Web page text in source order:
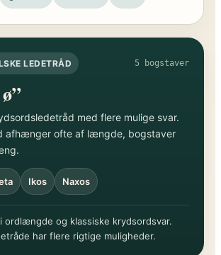
LEDETRÅD 5 bogstaver
med flere mulige svar.
afhænger ofte af længde, bogstaver
Ikos Naxos
ordlængde og klassiske krydsordsvar.
har flere rigtige muligheder.